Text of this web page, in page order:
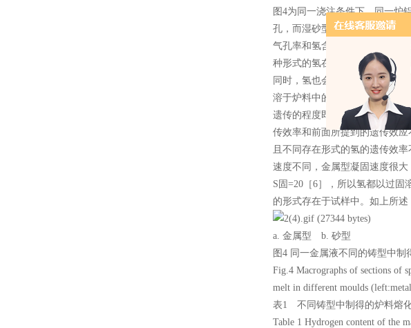
图4为同一浇注条件下，同一炉
孔，而湿砂型中的断面气孔很
气孔率和氢含量如表1所示。结
种形式的氢在熔化的过程中都
同时，氢也会不断从铝液扩散
溶于炉料中的那部分氢、以氢
遗传的程度即遗传效率不同。
传效率和前面所提到的遗传效
且不同存在形式的氢的遗传效
速度不同，金属型凝固速度很
S固=20［6］，所以氢都以过
的形式存在于试样中。如上所
a. 金属型 b. 砂型
图4 同一金属液不同的铸型中制
Fig.4 Macrographs of sections of
melt in different moulds
表1 不同铸型中制得的炉料熔
Table 1 Hydrogen content of the